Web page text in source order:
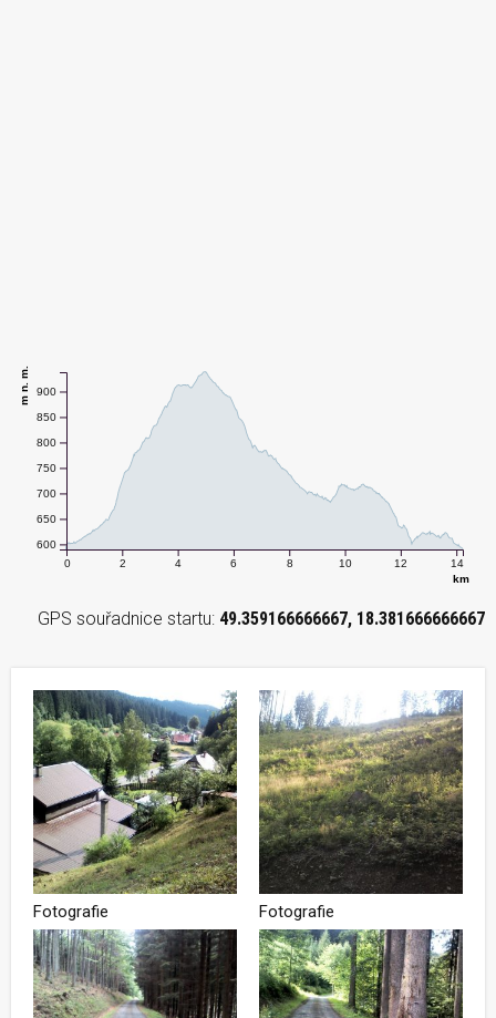
0 2 4 6 8 10 12 14
km
600
650
700
750
800
850
900
m n. m.
GPS souřadnice startu: 49.359166666667, 18.381666666667
Fotografie Fotografie